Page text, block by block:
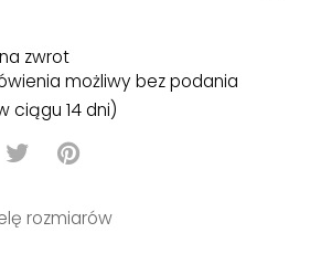
zwrot
możliwy bez podania
ciągu 14 dni)
rozmiarów